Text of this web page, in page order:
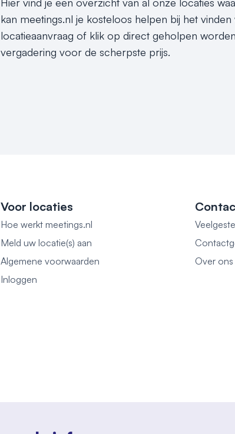
kan meetings.nl je kosteloos helpen bij het
locatieaanvraag of klik op direct geholpen
vergadering voor de scherpste prijs.
Voor locaties
Hoe werkt meetings.nl
Meld uw locatie(s) aan
Algemene voorwaarden
Inloggen
Over ons